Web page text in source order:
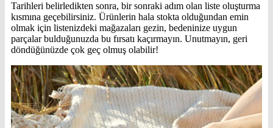
Tarihleri belirledikten sonra, bir sonraki adım olan liste oluşturma
kısmına geçebilirsiniz. Ürünlerin hala stokta olduğundan emin
olmak için listenizdeki mağazaları gezin, bedeninize uygun
parçalar bulduğunuzda bu fırsatı kaçırmayın. Unutmayın, geri
döndüğünüzde çok geç olmuş olabilir!